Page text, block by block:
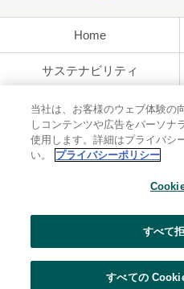
Home
サステナビリティ
ブランド
ニュースルーム
花王のアクセシビリティ
利用者情報の外部送信 ソーシャルメ
当社は、お客様のウェブ体験の
しコンテンツや広告をパーソナ
使用します。詳細はプライバシ
い。
プライバシーポリシー
すべて
すべての